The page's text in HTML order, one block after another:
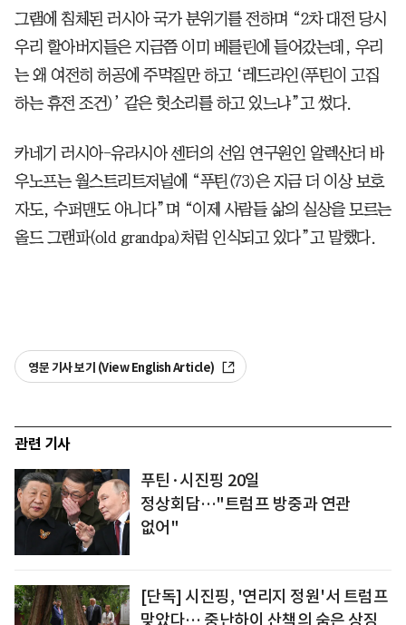
그램에 침체된 러시아 국가 분위기를 전하며 “2차 대전 당시
우리 할아버지들은 지금쯤 이미 베를린에 들어갔는데, 우리
는 왜 여전히 허공에 주먹질만 하고 ‘레드라인(푸틴이 고집
하는 휴전 조건)’ 같은 헛소리를 하고 있느냐”고 썼다.
카네기 러시아-유라시아 센터의 선임 연구원인 알렉산더 바
우노프는 월스트리트저널에 “푸틴(73)은 지금 더 이상 보호
자도, 수퍼맨도 아니다”며 “이제 사람들 삶의 실상을 모르는
올드 그랜파(old grandpa)처럼 인식되고 있다”고 말했다.
영문 기사 보기 (View English Article)
관련 기사
푸틴·시진핑 20일
정상회담…"트럼프 방중과 연관
없어"
[단독] 시진핑, '연리지 정원'서 트럼프
맞았다… 중난하이 산책의 숨은 상징